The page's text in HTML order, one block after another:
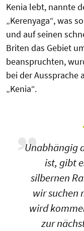
Kenia lebt, nannte
„Kerenyaga“, was
und auf seinen
Briten das Gebiet
beanspruchten,
bei der Aussprache
„Kenia“.
Unabhängig
ist, gibt
silbernen
wir suchen
wird
zur